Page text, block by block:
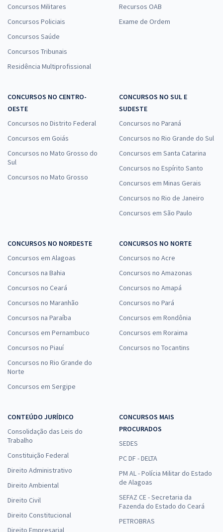
Concursos Militares
Concursos Policiais
Concursos Saúde
Concursos Tribunais
Residência Multiprofissional
Recursos OAB
Exame de Ordem
CONCURSOS NO CENTRO-
OESTE
Concursos no Distrito Federal
Concursos em Goiás
Concursos no Mato Grosso do
Sul
Concursos no Mato Grosso
CONCURSOS NO SUL E
SUDESTE
Concursos no Paraná
Concursos no Rio Grande do Sul
Concursos em Santa Catarina
Concursos no Espírito Santo
Concursos em Minas Gerais
Concursos no Rio de Janeiro
Concursos em São Paulo
CONCURSOS NO NORDESTE
Concursos em Alagoas
Concursos na Bahia
Concursos no Ceará
Concursos no Maranhão
Concursos na Paraíba
Concursos em Pernambuco
Concursos no Piauí
Concursos no Rio Grande do
Norte
Concursos em Sergipe
CONCURSOS NO NORTE
Concursos no Acre
Concursos no Amazonas
Concursos no Amapá
Concursos no Pará
Concursos em Rondônia
Concursos em Roraima
Concursos no Tocantins
CONTEÚDO JURÍDICO
Consolidação das Leis do
Trabalho
Constituição Federal
Direito Administrativo
Direito Ambiental
Direito Civil
Direito Constitucional
Direito Empresarial
CONCURSOS MAIS
PROCURADOS
SEDES
PC DF - DELTA
PM AL - Polícia Militar do Estado
de Alagoas
SEFAZ CE - Secretaria da
Fazenda do Estado do Ceará
PETROBRAS